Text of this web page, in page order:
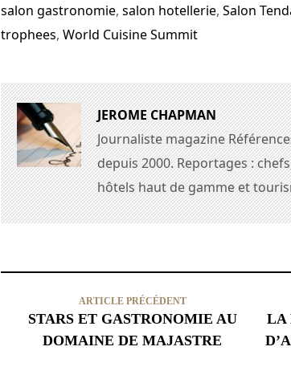
salon gastronomie, salon hotellerie, Salon
trophees, World Cuisine Summit
JEROME CHAPMAN
Journaliste magazine
depuis 2000. Reportages :
hôtels haut de gamme et
ARTICLE PRÉCÉDENT
STARS ET GASTRONOMIE AU
DOMAINE DE MAJASTRE
LA